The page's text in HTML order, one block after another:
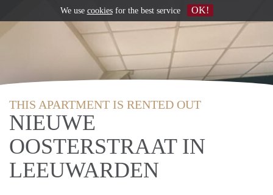
THIS APARTMENT IS RENTED OUT
NIEUWE
OOSTERSTRAAT IN
LEEUWARDEN
We use cookiesfor the best service OK!